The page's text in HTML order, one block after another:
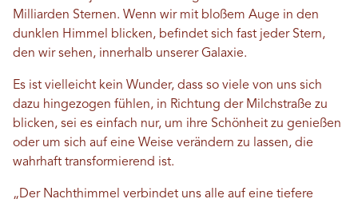
Milliarden Sternen. Wenn wir mit bloßem Auge in den
dunklen Himmel blicken, befindet sich fast jeder Stern,
den wir sehen, innerhalb unserer Galaxie.
Es ist vielleicht kein Wunder, dass so viele von uns sich
dazu hingezogen fühlen, in Richtung der Milchstraße zu
blicken, sei es einfach nur, um ihre Schönheit zu genießen
oder um sich auf eine Weise verändern zu lassen, die
wahrhaft transformierend ist.
„Der Nachthimmel verbindet uns alle auf eine tiefere